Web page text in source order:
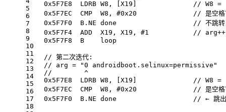
5
6
7
8
9
10
11
12
13
14
15
16
17
18
0x5F7E8
  LDRB W8, [X19]
// W8 =
0x5F7EC
  CMP  W8, #
0x20
// 是空格
0x5F7F0
  B.NE done
// 不跳转
0x5F7F4
  ADD  X19, X19, #
1
// arg++
0x5F7F8
  B    loop
// 第二次迭代:
// arg = "0 androidboot.selinux=permissive"
//        ^
0x5F7E8
  LDRB W8, [X19]
// W8
0x5F7EC
  CMP  W8, #
0x20
// 是空格
0x5F7F0
  B.NE done
// ← 跳出